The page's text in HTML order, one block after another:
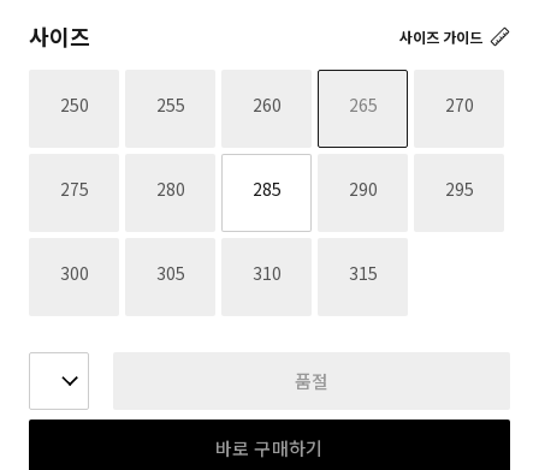
사이즈 가이드
사이즈
250재고없음 255재고없음 260재고없음 265재고없음 270재고없음
275재고없음 280재고없음 285 290재고없음 295재고없음
300재고없음 305재고없음 310재고없음 315재고없음
품절
바로 구매하기